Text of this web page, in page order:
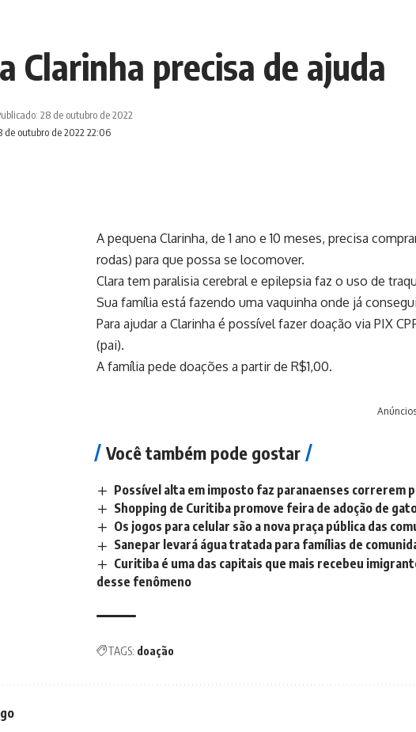
Clarinha precisa de ajuda
outubro de 2022 22:06
28 de outubro de 2022
A pequena Clarinha, de 1 ano e 10 meses, precisa
rodas) para que possa se locomover.
Clara tem paralisia cerebral e epilepsia faz o uso de
Sua família está fazendo uma vaquinha onde já
Para ajudar a Clarinha é possível fazer doação via PIX
(pai).
A família pede doações a partir de R$1,00.
Você também pode gostar
Possível alta em imposto faz paranaenses correrem
Shopping de Curitiba promove feira de adoção de
Os jogos para celular são a nova praça pública das
Sanepar levará água tratada para famílias de
Curitiba é uma das capitais que mais recebeu
desse fenômeno
TAGS: doação